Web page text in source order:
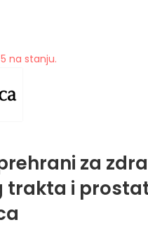
na stanju.
za
trakta i